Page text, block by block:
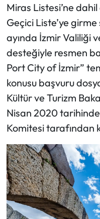
Miras Listesi’ne
Geçici Liste’ye girme
ayında İzmir Valiliği
desteğiyle resmen
Port City of İzmir”
konusu başvuru
Kültür ve Turizm
Nisan 2020
Komitesi tarafından